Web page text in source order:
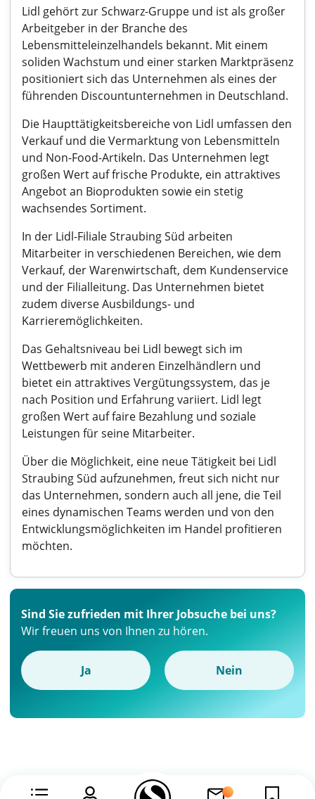
Lidl gehört zur Schwarz-Gruppe und ist als großer
Arbeitgeber in der Branche des
Lebensmitteleinzelhandels bekannt. Mit einem
soliden Wachstum und einer starken Marktpräsenz
positioniert sich das Unternehmen als eines der
führenden Discountunternehmen in Deutschland.
Die Haupttätigkeitsbereiche von Lidl umfassen den
Verkauf und die Vermarktung von Lebensmitteln
und Non-Food-Artikeln. Das Unternehmen legt
großen Wert auf frische Produkte, ein attraktives
Angebot an Bioprodukten sowie ein stetig
wachsendes Sortiment.
In der Lidl-Filiale Straubing Süd arbeiten
Mitarbeiter in verschiedenen Bereichen, wie dem
Verkauf, der Warenwirtschaft, dem Kundenservice
und der Filialleitung. Das Unternehmen bietet
zudem diverse Ausbildungs- und
Karrieremöglichkeiten.
Das Gehaltsniveau bei Lidl bewegt sich im
Wettbewerb mit anderen Einzelhändlern und
bietet ein attraktives Vergütungssystem, das je
nach Position und Erfahrung variiert. Lidl legt
großen Wert auf faire Bezahlung und soziale
Leistungen für seine Mitarbeiter.
Über die Möglichkeit, eine neue Tätigkeit bei Lidl
Straubing Süd aufzunehmen, freut sich nicht nur
das Unternehmen, sondern auch all jene, die Teil
eines dynamischen Teams werden und von den
Entwicklungsmöglichkeiten im Handel profitieren
möchten.
Sind Sie zufrieden mit Ihrer Jobsuche bei uns?
Wir freuen uns von Ihnen zu hören.
Ja Nein